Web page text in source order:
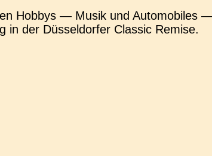
Hobbys — Musik und Auto­mo­bi­les
in der Düs­sel­dor­fer Clas­sic Remise.